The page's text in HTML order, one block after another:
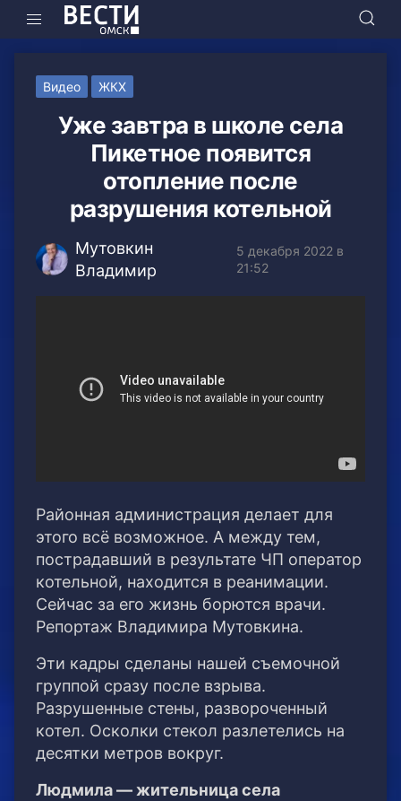
Видео ЖКХ
Уже завтра в школе села
Пикетное появится
отопление после
разрушения котельной
Мутовкин
Владимир
5 декабря 2022 в
21:52
Районная администрация делает для
этого всё возможное. А между тем,
пострадавший в результате ЧП оператор
котельной, находится в реанимации.
Сейчас за его жизнь борются врачи.
Репортаж Владимира Мутовкина.
Эти кадры сделаны нашей съемочной
группой сразу после взрыва.
Разрушенные стены, развороченный
котел. Осколки стекол разлетелись на
десятки метров вокруг.
Людмила — жительница села